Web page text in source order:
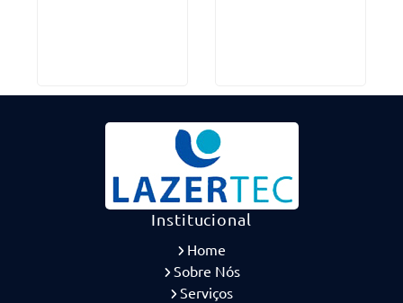
Institucional
Home
Sobre Nós
Serviços